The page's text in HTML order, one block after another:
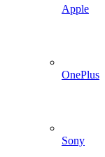
Apple
OnePlus
Sony